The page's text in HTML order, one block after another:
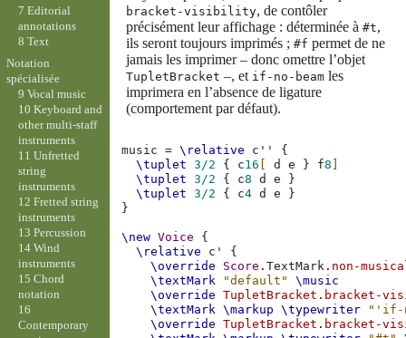
bracket-visibility, de contôler
précisément leur affichage : déterminée à #t,
ils seront toujours imprimés ; #f permet de ne
jamais les imprimer – donc omettre l’objet
TupletBracket –, et if-no-beamles
imprimera en l’absence de ligature
(comportement par défaut).
music = \relative c''
{
\tuplet
3/2 { c16 d e } f8
\tuplet
3/2 { c8 d e
}
\tuplet
3/2 { c4 d e
}
}
\new Voice
{
\relative
c'
{
\override
Score .TextMark . non-
\textMark
"default"
\music
\override
TupletBracket . bracket-
\textMark \markup \typewriter
"'if-
\override
TupletBracket . bracket-
7 Editorial
annotations
8 Text
Notation
spécialisée
9 Vocal music
10 Keyboard and
other multi-staff
instruments
11 Unfretted
string
instruments
12 Fretted string
instruments
13 Percussion
14 Wind
instruments
15 Chord
notation
16
Contemporary